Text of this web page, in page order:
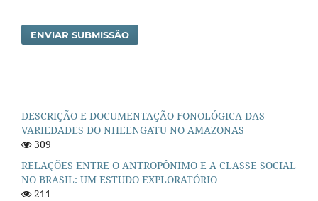
ENVIAR SUBMISSÃO
DESCRIÇÃO E DOCUMENTAÇÃO FONOLÓGICA DAS
VARIEDADES DO NHEENGATU NO AMAZONAS
309
RELAÇÕES ENTRE O ANTROPÔNIMO E A CLASSE SOCIAL
NO BRASIL: UM ESTUDO EXPLORATÓRIO
211